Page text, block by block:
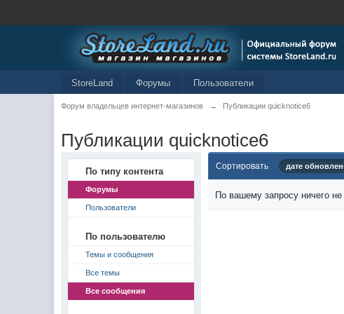
StoreLand Форумы Пользователи
Форум владельцев интернет-магазинов → Публикации quicknotice6
Публикации quicknotice6
По типу контента
Форумы
Пользователи
По пользователю
Темы и сообщения
Все темы
Все сообщения
Сортировать дате
По вашему запросу ничего